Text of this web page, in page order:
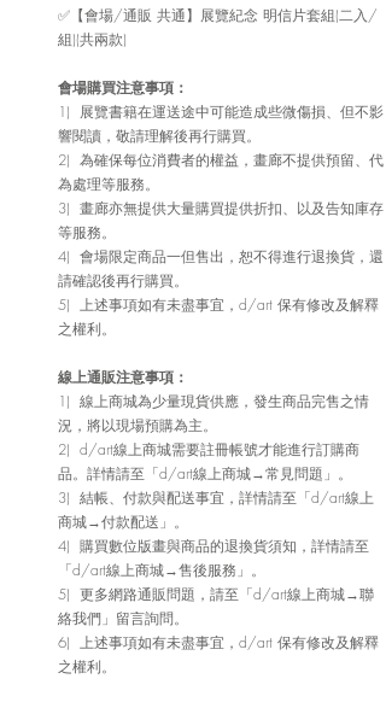
✅【會場/通販 共通】展覽紀念 明信片套組(二入/
組)(共兩款)
會場購買注意事項：
1)  展覽書籍在運送途中可能造成些微傷損、但不影
響閱讀，敬請理解後再行購買。
2)  為確保每位消費者的權益，畫廊不提供預留、代
為處理等服務。
3)  畫廊亦無提供大量購買提供折扣、以及告知庫存
等服務。
4)  會場限定商品一但售出，恕不得進行退換貨，還
請確認後再行購買。
5)  上述事項如有未盡事宜，d/art 保有修改及解釋
之權利。
線上通販注意事項：
1)  線上商城為少量現貨供應，發生商品完售之情
況，將以現場預購為主。
2)  d/art線上商城需要註冊帳號才能進行訂購商
品。詳情請至「d/art線上商城→常見問題」。
3)  結帳、付款與配送事宜，詳情請至「d/art線上
商城→付款配送」。
4)  購買數位版畫與商品的退換貨須知，詳情請至
「d/art線上商城→售後服務」。
5)  更多網路通販問題，請至「d/art線上商城→聯
絡我們」留言詢問。
6)  上述事項如有未盡事宜，d/art 保有修改及解釋
之權利。